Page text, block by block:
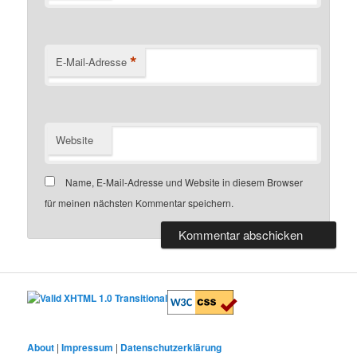
E-Mail-Adresse *
Website
Name, E-Mail-Adresse und Website in diesem Browser
für meinen nächsten Kommentar speichern.
About |Impressum | Datenschutzerklärung